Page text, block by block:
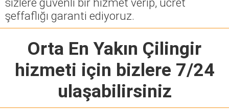
şeffaflığı garanti ediyoruz.
Orta En Yakın Çilingir
hizmeti için bizlere 7/24
ulaşabilirsiniz